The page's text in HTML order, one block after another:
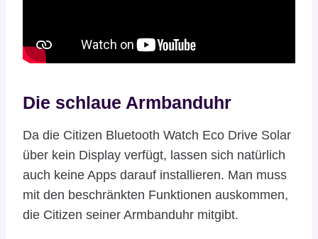
Die schlaue Armbanduhr
Da die Citizen Bluetooth Watch Eco Drive Solar
über kein Display verfügt, lassen sich natürlich
auch keine Apps darauf installieren. Man muss
mit den beschränkten Funktionen auskommen,
die Citizen seiner Armbanduhr mitgibt.